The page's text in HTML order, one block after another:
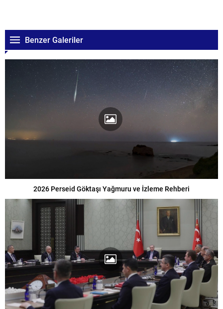
Benzer Galeriler
2026 Perseid Göktaşı Yağmuru ve İzleme Rehberi